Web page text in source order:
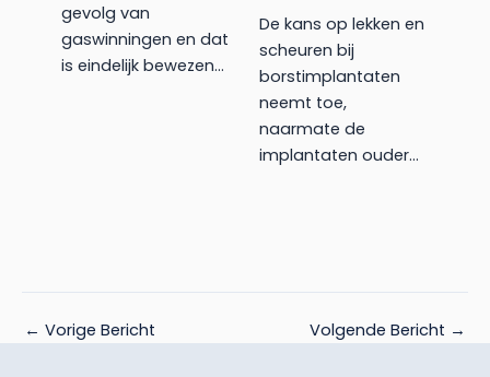
gevolg van
gaswinningen en dat
is eindelijk bewezen…
De kans op lekken en
scheuren bij
borstimplantaten
neemt toe,
naarmate de
implantaten ouder…
← Vorige Bericht Volgende Bericht →